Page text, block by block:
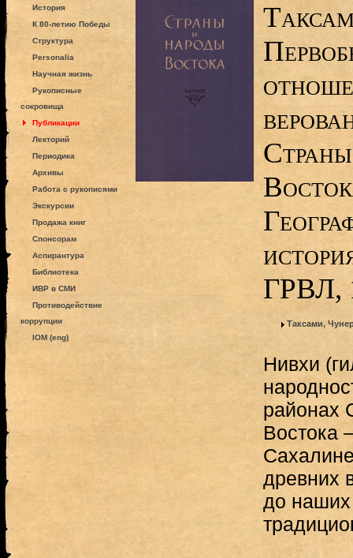
История
К 80-летию Победы
Структура
Personalia
Научная жизнь
Рукописные
сокровища
Публикации
Лекторий
Периодика
Архивы
Работа с рукописями
Экскурсии
Продажа книг
Спонсорам
Аспирантура
Библиотека
ИВР в СМИ
Противодействие
коррупции
IOM (eng)
ГРВЛ,
Таксами,
Нивхи
районах
Востока
древних
до